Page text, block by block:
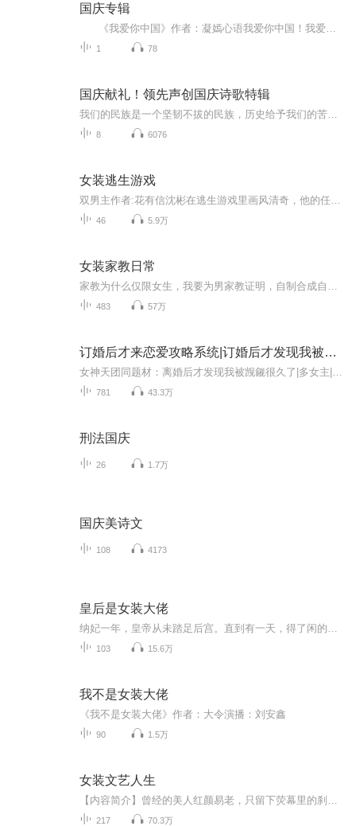
国庆专辑
1 78
国庆献礼！领先声创国庆诗歌特辑
8 6076
女装逃生游戏
46 5.9万
女装家教日常
483 57万
订婚后才来恋爱攻略系统|订婚后才发现我被觊觎很久了|觊觎三部曲|多人有声剧
781 43.3万
刑法国庆
26 1.7万
国庆美诗文
108 4173
皇后是女装大佬
103 15.6万
我不是女装大佬
《我不是女装大佬》作者：大令演播：刘安鑫
90 1.5万
女装文艺人生
217 70.3万